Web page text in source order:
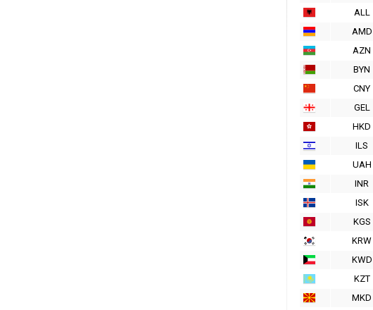
ALL
AMD
AZN
BYN
CNY
GEL
HKD
ILS
UAH
INR
ISK
KGS
KRW
KWD
KZT
MKD